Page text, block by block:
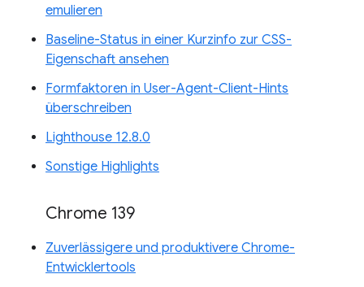
emulieren
Baseline-Status in einer Kurzinfo zur CSS-
Eigenschaft ansehen
Formfaktoren in User-Agent-Client-Hints
überschreiben
Lighthouse 12.8.0
Sonstige Highlights
Chrome 139
Zuverlässigere und produktivere Chrome-
Entwicklertools